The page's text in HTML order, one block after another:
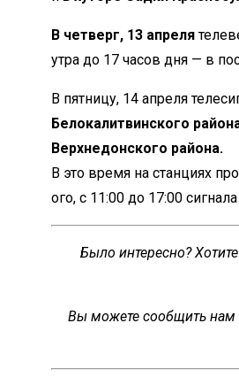
В четверг, 13 апреля
утра до 17 часов дня — в
В пятницу, 14 апреля
Белокалитвинского
Верхнедонского района.
В это время на станциях
ого, с 11:00 до 17:00
Было интересно?
Вы можете сообщить нам